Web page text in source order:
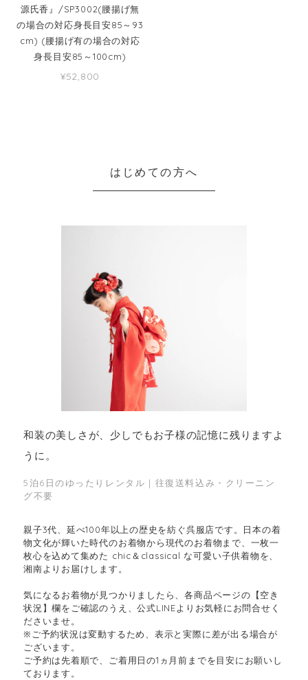
源氏香』/SP3002(腰揚げ無
の場合の対応身長目安85～93
cm) (腰揚げ有の場合の対応
身長目安85～100cm)
¥52,800
はじめての方へ
和装の美しさが、少しでもお子様の記憶に残りますよ
うに。
5泊6日のゆったりレンタル｜往復送料込み・クリーニン
グ不要
親子3代、延べ100年以上の歴史を紡ぐ呉服店です。日本の着
物文化が輝いた時代のお着物から現代のお着物まで、一枚一
枚心を込めて集めた chic＆classical な可愛い子供着物を、
湘南よりお届けします。
気になるお着物が見つかりましたら、各商品ページの【空き
状況】欄をご確認のうえ、公式LINEよりお気軽にお問合せく
ださいませ。
※ご予約状況は変動するため、表示と実際に差が出る場合が
ございます。
ご予約は先着順で、ご着用日の1ヵ月前までを目安にお願いし
ております。